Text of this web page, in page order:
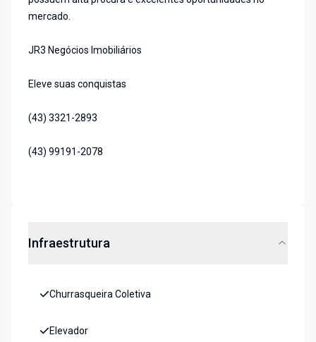
mercado.
JR3 Negócios Imobiliários
Eleve suas conquistas
(43) 3321-2893
(43) 99191-2078
Infraestrutura
Churrasqueira Coletiva
Elevador